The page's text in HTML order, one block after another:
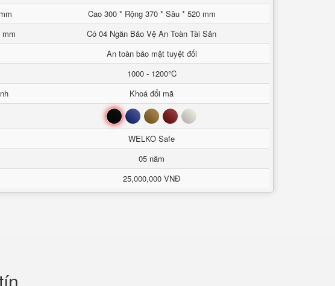
Cao 300 * Rộng 370 * Sâu * 520 mm
Có 04 Ngăn Bảo Vệ An Toàn Tài Sản
An toàn bảo mật tuyệt đối
1000 - 1200°C
Khoá đổi mã
Đen Xanh Nâu Đỏ Trắng
WELKO Safe
05 năm
25,000,000 VNĐ